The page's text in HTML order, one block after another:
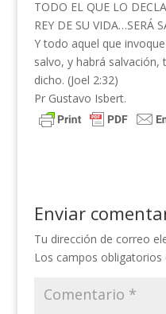
TODO EL QUE LO
REY DE SU VIDA…SERÁ
Y todo aquel que
salvo, y habrá
dicho. (Joel 2:32)
Pr Gustavo Isbert.
Enviar
Tu dirección de correo
Los campos